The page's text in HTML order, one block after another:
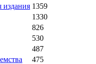
издания 1359
1330
826
530
487
475